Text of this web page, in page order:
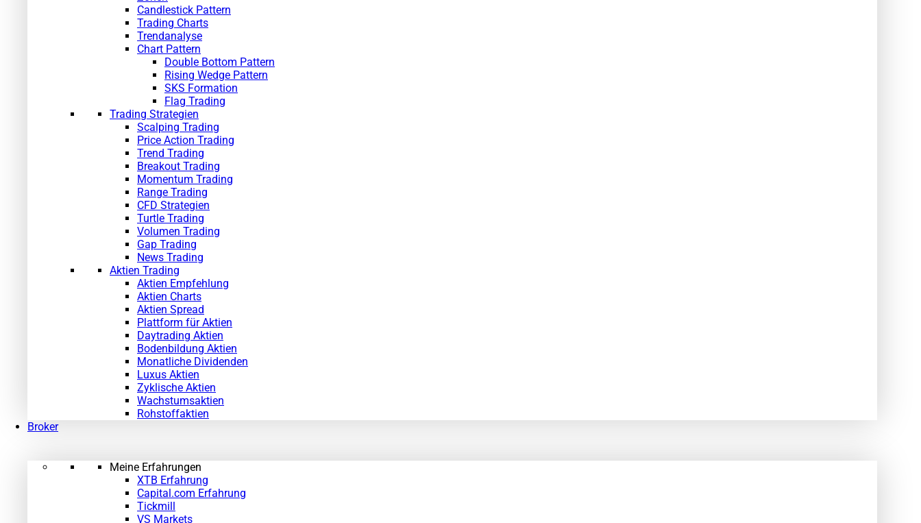
Candlestick Pattern
Trading Charts
Trendanalyse
Chart Pattern
Double Bottom Pattern
Rising Wedge Pattern
SKS Formation
Flag Trading
Trading Strategien
Scalping Trading
Price Action Trading
Trend Trading
Breakout Trading
Momentum Trading
Range Trading
CFD Strategien
Turtle Trading
Volumen Trading
Gap Trading
News Trading
Aktien Trading
Aktien Empfehlung
Aktien Charts
Aktien Spread
Plattform für Aktien
Daytrading Aktien
Bodenbildung Aktien
Monatliche Dividenden
Luxus Aktien
Zyklische Aktien
Wachstumsaktien
Rohstoffaktien
Broker
Meine Erfahrungen
XTB Erfahrung
Capital.com Erfahrung
Tickmill
VS Markets